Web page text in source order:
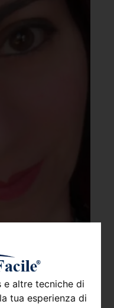
altre tecniche di
tua esperienza di